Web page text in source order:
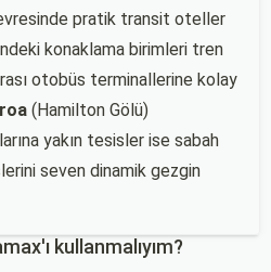
pratik transit oteller
konaklama birimleri tren
otobüs terminallerine kolay
(Hamilton Gölü)
yakın tesisler ise sabah
seven dinamik gezgin
kullanmalıyım?